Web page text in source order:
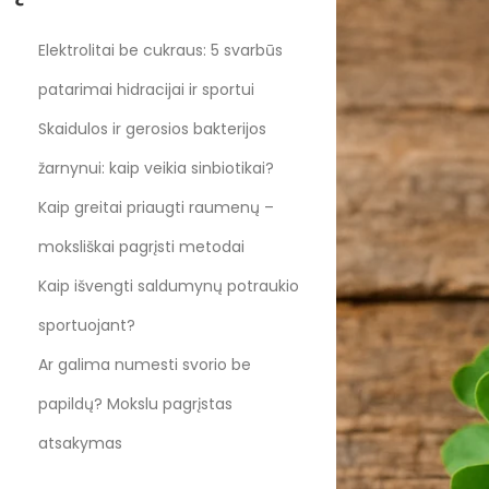
d
Elektrolitai be cukraus: 5 svarbūs
patarimai hidracijai ir sportui
Skaidulos ir gerosios bakterijos
žarnynui: kaip veikia sinbiotikai?
Kaip greitai priaugti raumenų –
moksliškai pagrįsti metodai
Kaip išvengti saldumynų potraukio
sportuojant?
Ar galima numesti svorio be
papildų? Mokslu pagrįstas
atsakymas